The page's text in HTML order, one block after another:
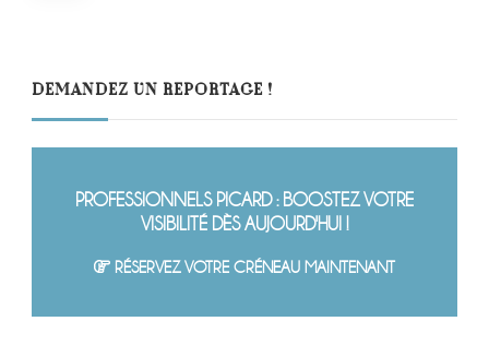
DEMANDEZ UN REPORTAGE !
PROFESSIONNELS PICARD : BOOSTEZ VOTRE
VISIBILITÉ DÈS AUJOURD'HUI !
RÉSERVEZ VOTRE CRÉNEAU MAINTENANT